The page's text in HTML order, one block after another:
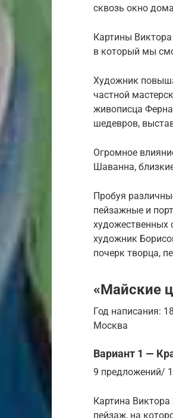
сквозь окно
Картины
в который мы
Художник
частной
живописца
шедевров,
Огромное
Шаванна,
Пробуя
пейзажные и
художественных
художник
почерк творца,
«Майские
Год написания:
Москва
Вариант 1 —
9 предложений/
Картина
пейзаж, на